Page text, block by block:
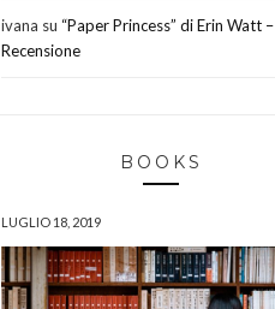
ivana su “Paper Princess” di Erin Watt –
Recensione
BOOKS
LUGLIO 18, 2019